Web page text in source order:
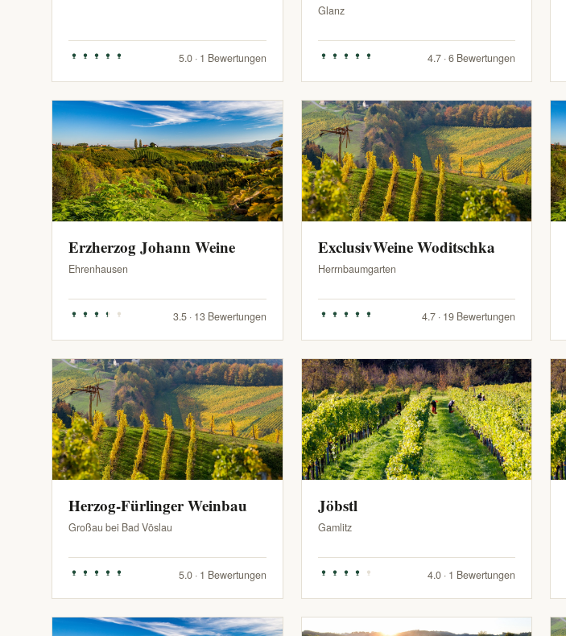
5.0 · 1 Bewertungen
Glanz
4.7 · 6 Bewertungen
Erzherzog Johann Weine
Ehrenhausen
3.5 · 13 Bewertungen
ExclusivWeine Woditschka
Herrnbaumgarten
4.7 · 19 Bewertungen
Herzog-Fürlinger Weinbau
Großau bei Bad Vöslau
5.0 · 1 Bewertungen
Jöbstl
Gamlitz
4.0 · 1 Bewertungen